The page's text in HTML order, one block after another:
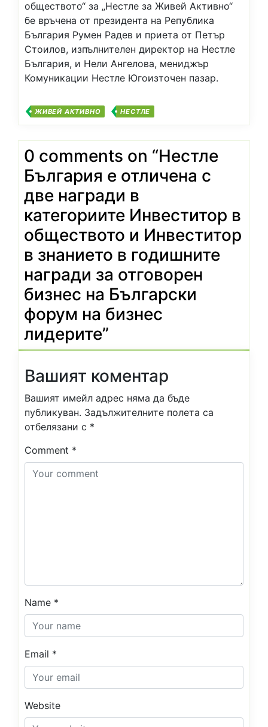
обществото“ за „Нестле за Живей Активно“
бе връчена от президента на Република
България Румен Радев и приета от Петър
Стоилов, изпълнителен директор на Нестле
България, и Нели Ангелова, мениджър
Комуникации Нестле Югоизточен пазар.
ЖИВЕЙ АКТИВНО НЕСТЛЕ
0 comments on “Нестле
България е отличена с
две награди в
категориите Инвеститор в
обществото и Инвеститор
в знанието в годишните
награди за отговорен
бизнес на Български
форум на бизнес
лидерите”
Вашият коментар
Вашият имейл адрес няма да бъде
публикуван. Задължителните полета са
отбелязани с *
Comment *
Name *
Email *
Website